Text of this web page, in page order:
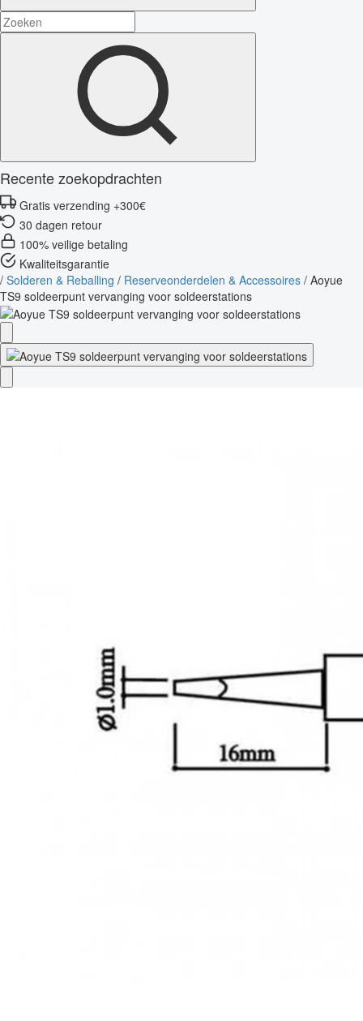
Recente zoekopdrachten
Gratis verzending +300€
30 dagen retour
100% veilige betaling
Kwaliteitsgarantie
/ Solderen & Reballing / Reserveonderdelen & Accessoires / Aoyue
TS9 soldeerpunt vervanging voor soldeerstations